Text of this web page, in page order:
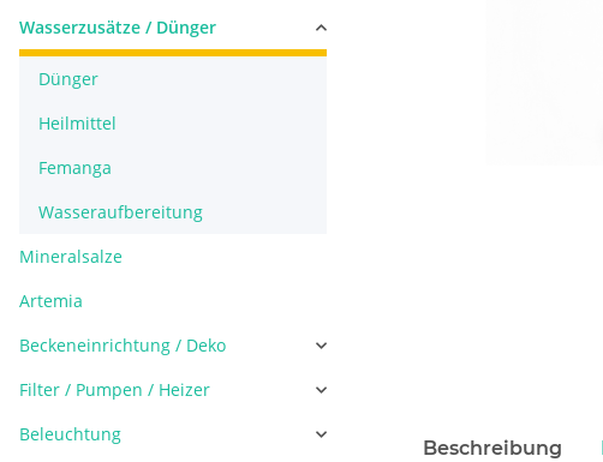
Beschreibung
Wasserzusätze / Dünger
Dünger
Heilmittel
Femanga
Wasseraufbereitung
Mineralsalze
Artemia
Beckeneinrichtung / Deko
Filter / Pumpen / Heizer
Beleuchtung